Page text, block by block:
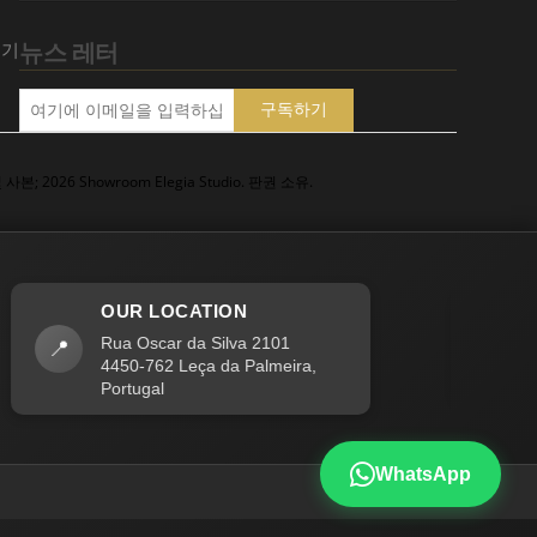
뉴스 레터
구독하기
사본; 2026 Showroom Elegia Studio. 판권 소유.
WhatsApp
📍
OUR LOCATION
Rua Oscar da Silva 2101
4450-762 Leça da Palmeira,
Portugal